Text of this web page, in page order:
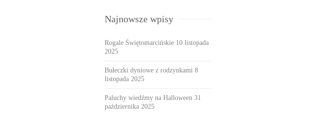
Najnowsze wpisy
Rogale Świętomarcińskie 10 listopada
2025
Bułeczki dyniowe z rodzynkami 8
listopada 2025
Paluchy wiedźmy na Halloween 31
października 2025